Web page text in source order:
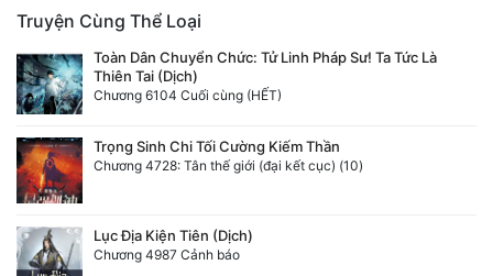
Truyện Cùng Thể Loại
Toàn Dân Chuyển Chức: Tử Linh Pháp Sư! Ta Tức Là
Thiên Tai (Dịch)
Chương 6104 Cuối cùng (HẾT)
Trọng Sinh Chi Tối Cường Kiếm Thần
Chương 4728: Tân thế giới (đại kết cục) (10)
Lục Địa Kiện Tiên (Dịch)
Chương 4987 Cảnh báo